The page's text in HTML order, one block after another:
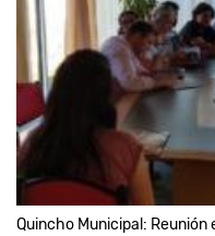
Quincho Municipal: